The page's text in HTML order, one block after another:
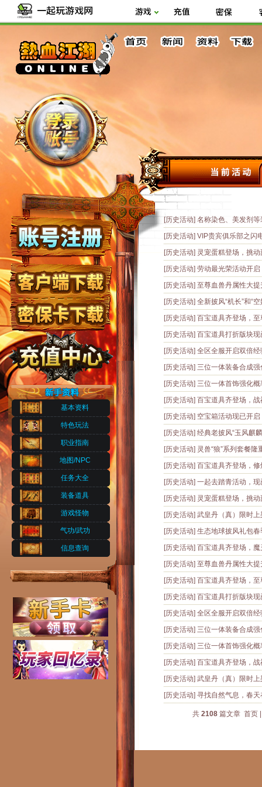
基本资料
特色玩法
职业指南
地图/NPC
任务大全
装备道具
游戏怪物
气功/武功
信息查询
[历史活动] 名称染色、美发剂
[历史活动] VIP贵宾俱乐部之闪
[历史活动] 灵宠蛋糕登场，挑
[历史活动] 劳动最光荣活动开启
[历史活动] 至尊血兽丹属性大
[历史活动] 全新披风“机长”和“
[历史活动] 百宝道具齐登场，
[历史活动] 百宝道具打折版块现
[历史活动] 全区全服开启双倍
[历史活动] 三位一体装备合成
[历史活动] 三位一体首饰强化
[历史活动] 百宝道具齐登场，
[历史活动] 空宝箱活动现已开启
[历史活动] 经典老披风“玉风麒
[历史活动] 灵兽“狼”系列套餐隆
[历史活动] 百宝道具齐登场，
[历史活动] 一起去踏青活动，现
[历史活动] 灵宠蛋糕登场，挑
[历史活动] 武皇丹（真）限时
[历史活动] 生态地球披风礼包
[历史活动] 百宝道具齐登场，
[历史活动] 至尊血兽丹属性大
[历史活动] 百宝道具齐登场，
[历史活动] 百宝道具打折版块现
[历史活动] 全区全服开启双倍
[历史活动] 三位一体装备合成
[历史活动] 三位一体首饰强化
[历史活动] 百宝道具齐登场，
[历史活动] 武皇丹（真）限时
[历史活动] 寻找自然气息，春
共 2108 篇文章 首页